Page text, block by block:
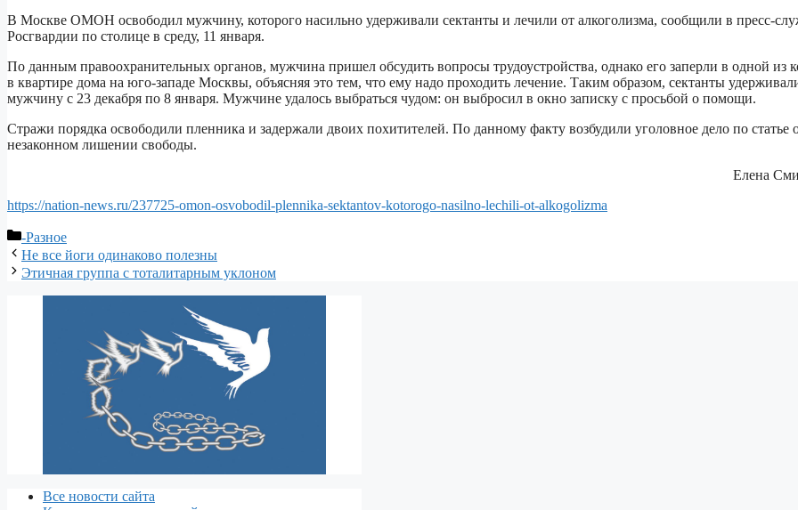
В Москве ОМОН освободил мужчину, которого насильно удерживали сектанты и лечили от алкоголизма, сообщили в пресс-
Росгвардии по столице в среду, 11 января.
По данным правоохранительных органов, мужчина пришел обсудить вопросы трудоустройства, однако его заперли в одной из
в квартире дома на юго-западе Москвы, объясняя это тем, что ему надо проходить лечение. Таким образом, сектанты
мужчину с 23 декабря по 8 января. Мужчине удалось выбраться чудом: он выбросил в окно записку с просьбой о помощи.
Стражи порядка освободили пленника и задержали двоих похитителей. По данному факту возбудили уголовное дело по статье
незаконном лишении свободы.
Елена
https://nation-news.ru/237725-omon-osvobodil-plennika-sektantov-kotorogo-nasilno-lechili-ot-alkogolizma
Рубрики
-Разное
Не все йоги одинаково полезны
Этичная группа с тоталитарным уклоном
Все новости сайта